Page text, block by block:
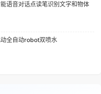
语音对话点读笔识别文字和物体
全自动robot双喷水